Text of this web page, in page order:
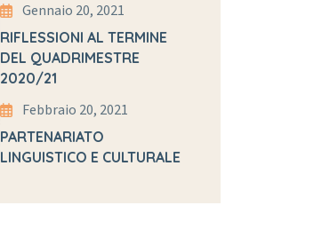
Gennaio 20, 2021
RIFLESSIONI AL TERMINE
DEL QUADRIMESTRE
2020/21
Febbraio 20, 2021
PARTENARIATO
LINGUISTICO E CULTURALE